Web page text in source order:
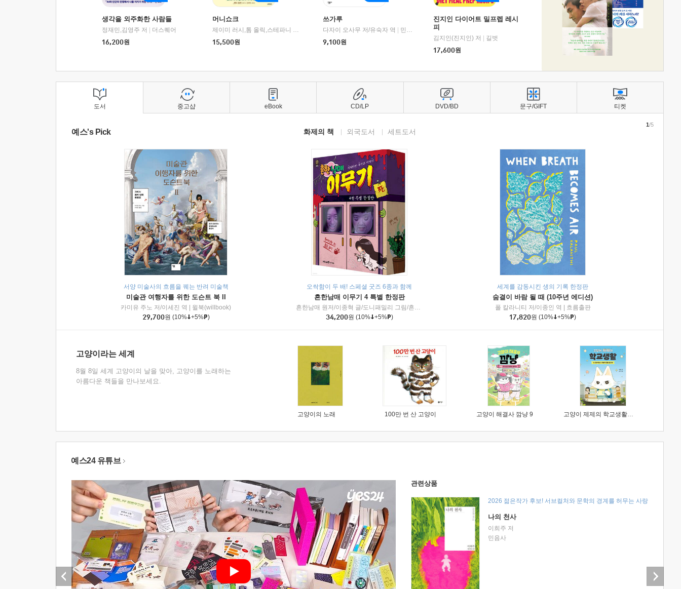
생각을 외주화한 사람들
정재민,김영주 저
더스퀘어
16,200원
머니쇼크
제이미 러시,톰 올릭,스테파니 플랜더스 편저/임경은 역/박정호 감수 |
교보문고
15,500원
쓰가루
다자이 오사무 저/유숙자 역
민음사
9,100원
진지인 다이어트 밀프렙 레시
피
김지인(진지인) 저
길벗
17,600원
도서
예스's Pick 화제의 책 외국도서 세트도서
서양 미술사의 흐름을 꿰는 반려 미술책
미술관 여행자를 위한 도슨트 북 II
카미유 주노 저/이세진 역
윌북(willbook)
29,700원 (10% +5% )
오싹함이 두 배! 스페셜 굿즈 6종과 함께
흔한남매 이무기 4 특별 한정판
흔한남매 원저/이종혁 글/도니패밀리 그림/흔한컴퍼니 감수
미래엔아이세움
34,200원 (10% +5% )
세계를 감동시킨 생의 기록 한정판
숨결이 바람 될 때 (10주년 에디션)
폴 칼라니티 저/이종인 역
흐름출판
17,820원 (10% +5% )
1/5
고양이라는 세계
8월 8일 세계 고양이의 날을 맞아, 고양이를 노래하는
아름다운 책들을 만나보세요.
고양이의 노래 100만 번 산 고양이 고양이 해결사 깜냥 9 고양이 제제의 학교생활 1 : 초등학생이 이렇게 힘들 줄이야
중고샵 eBook CD/LP DVD/BD 문구/GIFT 티켓
예스24 유튜브
관련상품
2026 젊은작가 후보! 서브컬처와 문학의 경계를 허무는 사랑
나의 천사
이희주 저
민음사